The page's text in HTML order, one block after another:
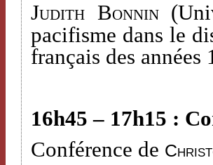
Judith Bonnin (
pacifisme dans le
français des années
16h45 – 17h15 :
Conférence de